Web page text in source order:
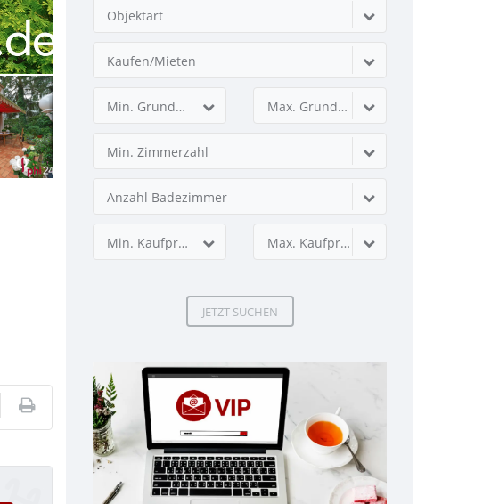
Objektart
Kaufen/Mieten
Min. Grundstücksfläche Max. Grundstücksfläche
Min. Zimmerzahl
Anzahl Badezimmer
Min. Kaufpreis Max. Kaufpreis
JETZT SUCHEN